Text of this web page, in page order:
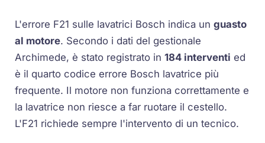
L'errore F21 sulle lavatrici Bosch indica unguasto
al motore. Secondo i dati del gestionale
Archimede, è stato registrato in184 interventi ed
è il quarto codice errore Bosch lavatrice più
frequente. Il motore non funziona correttamente e
la lavatrice non riesce a far ruotare il cestello.
L'F21 richiede sempre l'intervento di un tecnico.